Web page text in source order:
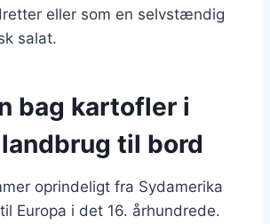
eller som en selvstændig
salat.
bag kartofler i
landbrug til bord
oprindeligt fra Sydamerika
Europa i det 16. århundrede.